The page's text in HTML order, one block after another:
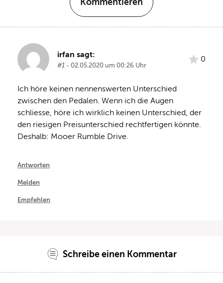
irfan sagt:
#1 - 02.05.2020 um 00:26 Uhr
0
Ich höre keinen nennenswerten Unterschied
zwischen den Pedalen. Wenn ich die Augen
schliesse, höre ich wirklich keinen Unterschied, der
den riesigen Preisunterschied rechtfertigen könnte.
Deshalb: Mooer Rumble Drive.
Antworten
Melden
Empfehlen
Schreibe einen Kommentar